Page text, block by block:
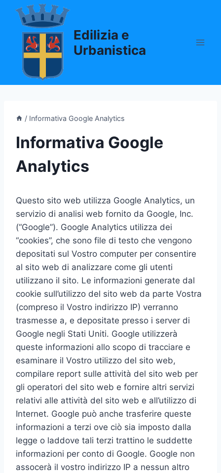
Salta
contenuto
Edilizia e
Urbanistica
/ Informativa Google Analytics
Informativa Google
Analytics
Questo sito web utilizza Google Analytics, un
servizio di analisi web fornito da Google, Inc.
(“Google”). Google Analytics utilizza dei
“cookies”, che sono file di testo che vengono
depositati sul Vostro computer per consentire
al sito web di analizzare come gli utenti
utilizzano il sito. Le informazioni generate dal
cookie sull’utilizzo del sito web da parte Vostra
(compreso il Vostro indirizzo IP) verranno
trasmesse a, e depositate presso i server di
Google negli Stati Uniti. Google utilizzerà
queste informazioni allo scopo di tracciare e
esaminare il Vostro utilizzo del sito web,
compilare report sulle attività del sito web per
gli operatori del sito web e fornire altri servizi
relativi alle attività del sito web e all’utilizzo di
Internet. Google può anche trasferire queste
informazioni a terzi ove ciò sia imposto dalla
legge o laddove tali terzi trattino le suddette
informazioni per conto di Google. Google non
assocerà il vostro indirizzo IP a nessun altro